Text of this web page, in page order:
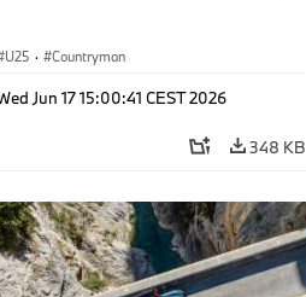
U25 · Countryman
Jun 17 15:00:41 CEST 2026
348 KB